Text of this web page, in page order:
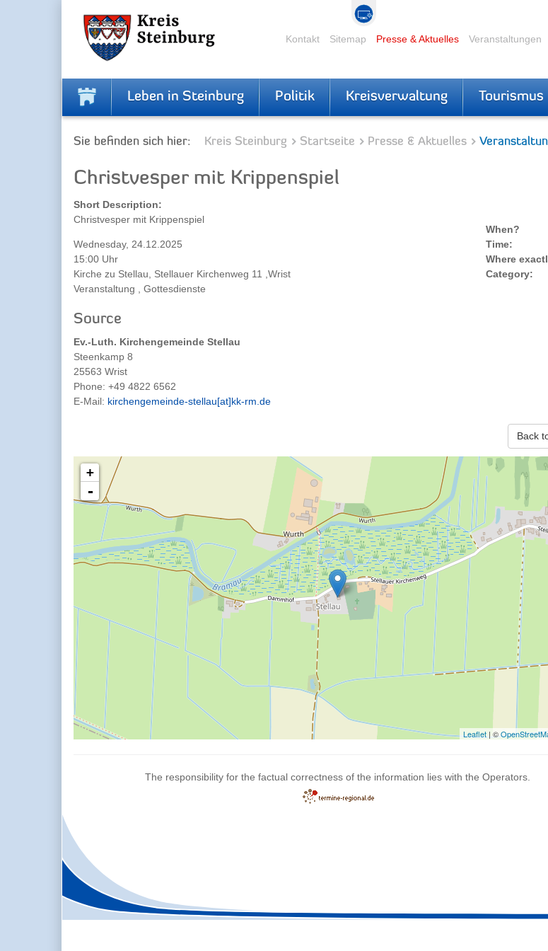
Kontakt Sitemap Presse & Aktuelles Veranstaltungen
Leben in Steinburg Politik Kreisverwaltung Tourismus
Sie befinden sich hier: Kreis Steinburg Startseite Presse & Aktuelles
Christvesper mit Krippenspiel
Short Description:
Christvesper mit Krippenspiel
When?
Wednesday, 24.12.2025
Time:
15:00 Uhr
Where
Kirche zu Stellau, Stellauer Kirchenweg 11 ,Wrist
Category:
Veranstaltung , Gottesdienste
Source
Ev.-Luth. Kirchengemeinde Stellau
Steenkamp 8
25563 Wrist
Phone: +49 4822 6562
E-Mail: kirchengemeinde-stellau[at]kk-rm.de
Back
+
-
Leaflet | ©
The responsibility for the factual correctness of the information lies with the Operators.